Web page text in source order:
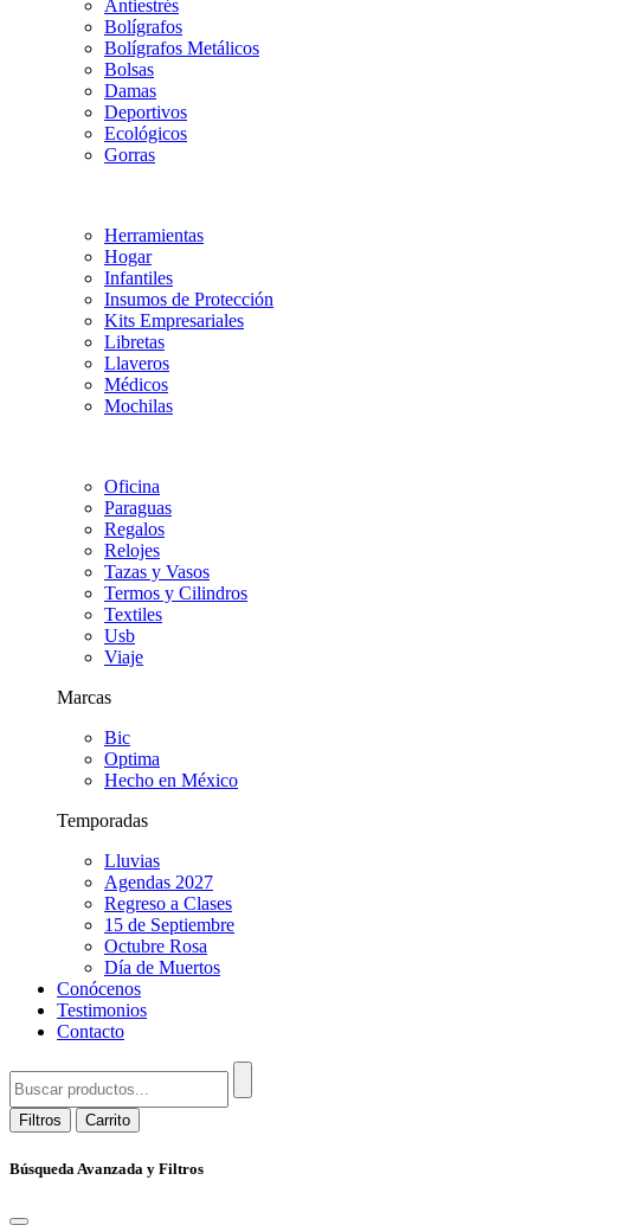
Antiestrés
Bolígrafos
Bolígrafos Metálicos
Bolsas
Damas
Deportivos
Ecológicos
Gorras
Herramientas
Hogar
Infantiles
Insumos de Protección
Kits Empresariales
Libretas
Llaveros
Médicos
Mochilas
Oficina
Paraguas
Regalos
Relojes
Tazas y Vasos
Termos y Cilindros
Textiles
Usb
Viaje
Marcas
Bic
Optima
Hecho en México
Temporadas
Lluvias
Agendas 2027
Regreso a Clases
15 de Septiembre
Octubre Rosa
Día de Muertos
Conócenos
Testimonios
Contacto
Filtros Carrito
Búsqueda Avanzada y Filtros